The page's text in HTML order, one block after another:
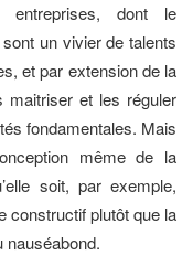
dont le
un vivier de talents
et par extension de la
maitriser et les réguler
fondamentales. Mais
même de la
soit, par exemple,
constructif plutôt que la
nauséabond.